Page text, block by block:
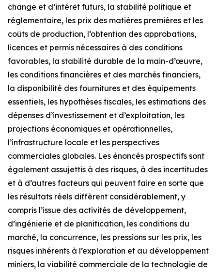
change et d’intérêt futurs, la stabilité politique et
réglementaire, les prix des matières premières et les
coûts de production, l’obtention des approbations,
licences et permis nécessaires à des conditions
favorables, la stabilité durable de la main-d’œuvre,
les conditions financières et des marchés financiers,
la disponibilité des fournitures et des équipements
essentiels, les hypothèses fiscales, les estimations des
dépenses d’investissement et d’exploitation, les
projections économiques et opérationnelles,
l’infrastructure locale et les perspectives
commerciales globales. Les énoncés prospectifs sont
également assujettis à des risques, à des incertitudes
et à d’autres facteurs qui peuvent faire en sorte que
les résultats réels diffèrent considérablement, y
compris l’issue des activités de développement,
d’ingénierie et de planification, les conditions du
marché, la concurrence, les pressions sur les prix, les
risques inhérents à l’exploration et au développement
miniers, la viabilité commerciale de la technologie de